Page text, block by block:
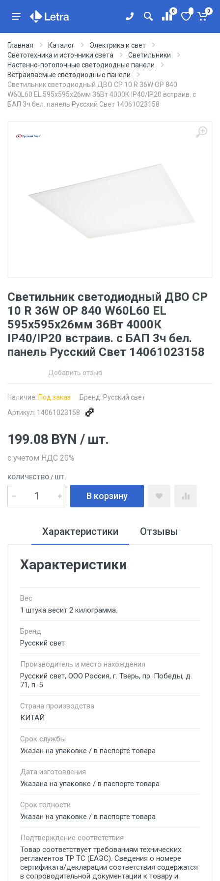
0 0
Главная Каталог
Электрика и свет
Светотехника и источники света
Светильники
Настенно-потолочные светодиодные панели
Встраиваемые светодиодные панели
Светильник светодиодный ДВО CP 10 R 36W OP 840
W60L60 EL 595х595х26мм 36Вт 4000К IP40/IP20 встраив. с
БАП 3ч бел. панель Русский Свет 14061023158
Светильник светодиодный ДВО CP
10 R 36W OP 840 W60L60 EL
595х595х26мм 36Вт 4000К
IP40/IP20 встраив. с БАП 3ч бел.
панель Русский Свет 14061023158
Добавить отзыв
Наличие: Под заказ Бренд: Русский свет
Артикул: 14061023158
199.08 BYN / шт.
с учетом НДС 20%
КОЛИЧЕСТВО / ШТ.
В корзину
Характеристики Отзывы
Характеристики
Вес
1 штука весит 2 килограмма.
Бренд
Русский свет
Производитель и место нахождения
Русский свет, ООО Россия, г. Тверь, пр. Победы, д.
71, п. 5
Страна производства
КИТАЙ
Срок службы
Указан на упаковке / в паспорте товара
Дата изготовления
Указана на упаковке / в паспорте товара
Срок годности
Указан на упаковке / в паспорте товара
Подтверждение соответствия
Товар соответствует требованиям технических
регламентов ТР ТС (ЕАЭС). Сведения о номере
сертификата/декларации соответствия содержатся
в сопроводительной документации к товару и